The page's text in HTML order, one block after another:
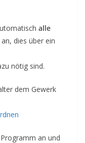
alle
dies über ein
nötig sind.
dem Gewerk
an und